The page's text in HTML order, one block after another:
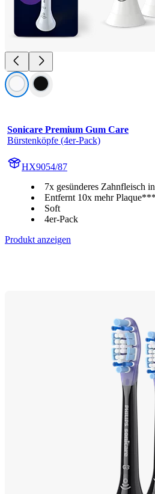
Sonicare Premium Gum Care
Bürstenköpfe (4er-Pack)
HX9054/87
7x gesünderes Zahnfleisch
Entfernt 10x mehr Plaque***
Soft
4er-Pack
Produkt anzeigen